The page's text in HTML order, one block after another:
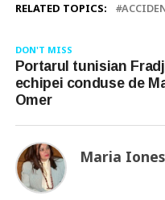
RELATED TOPICS:
DON'T MISS
Portarul tunisian
echipei conduse de
Omer
Maria